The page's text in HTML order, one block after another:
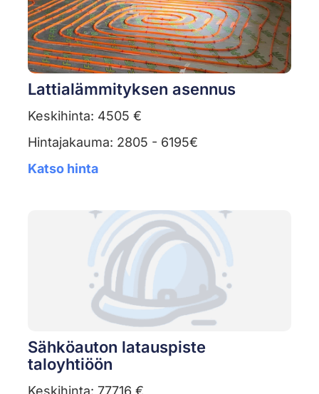
Lattialämmityksen asennus
Keskihinta: 4505 €
Hintajakauma: 2805 - 6195€
Katso hinta
Sähköauton latauspiste
taloyhtiöön